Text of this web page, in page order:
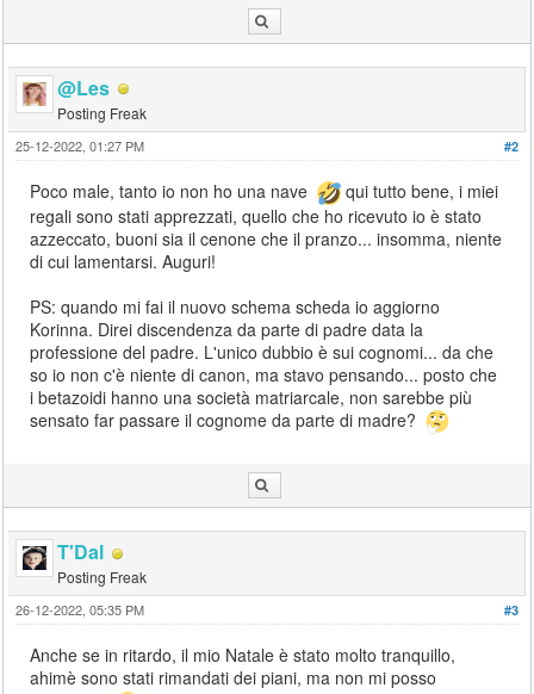
@Les
Posting Freak
#2
25-12-2022, 01:27 PM
Poco male, tanto io non ho una nave
qui tutto bene, i miei
regali sono stati apprezzati, quello che ho ricevuto io è stato
azzeccato, buoni sia il cenone che il pranzo... insomma, niente
di cui lamentarsi. Auguri!
PS: quando mi fai il nuovo schema scheda io aggiorno
Korinna. Direi discendenza da parte di padre data la
professione del padre. L'unico dubbio è sui cognomi... da che
so io non c'è niente di canon, ma stavo pensando... posto che
i betazoidi hanno una società matriarcale, non sarebbe più
sensato far passare il cognome da parte di madre?
T'Dal
Posting Freak
#3
26-12-2022, 05:35 PM
Anche se in ritardo, il mio Natale è stato molto tranquillo,
ahimè sono stati rimandati dei piani, ma non mi posso